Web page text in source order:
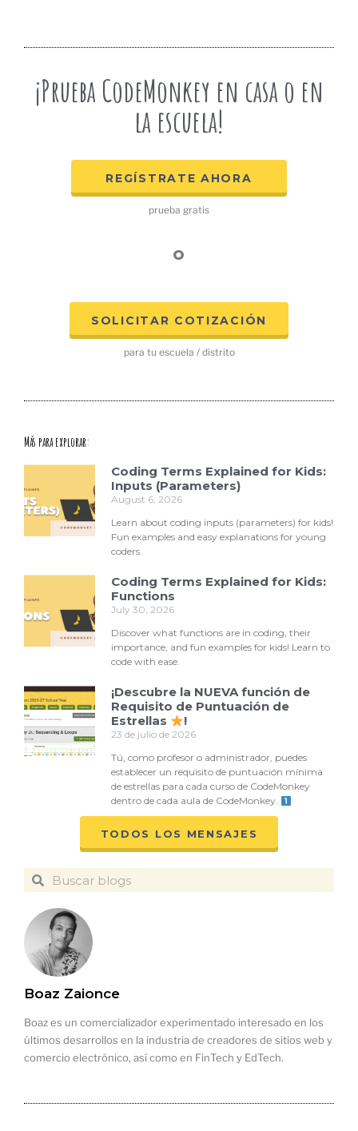
TODOS LOS MENSAJES
Boaz Zaionce
Boaz es un comercializador experimentado interesado en los
últimos desarrollos en la industria de creadores de sitios web y
comercio electrónico, así como en FinTech y EdTech.
¡Prueba CodeMonkey en casa o en
la escuela!
REGÍSTRATE AHORA
prueba gratis
o
SOLICITAR COTIZACIÓN
para tu escuela / distrito
Más para explorar:
Coding Terms Explained for Kids:
Inputs (Parameters)
August 6, 2026
Learn about coding inputs (parameters) for kids!
Fun examples and easy explanations for young
coders.
Coding Terms Explained for Kids:
Functions
July 30, 2026
Discover what functions are in coding, their
importance, and fun examples for kids! Learn to
code with ease.
¡Descubre la NUEVA función de
Requisito de Puntuación de
Estrellas
!
23 de julio de 2026
Tú, como profesor o administrador, puedes
establecer un requisito de puntuación mínima
de estrellas para cada curso de CodeMonkey
dentro de cada aula de CodeMonkey.